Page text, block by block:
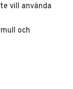
vill använda
och